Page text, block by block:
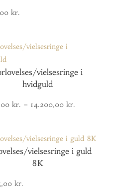
kr.
vielsesringe i
hvidguld
kr. – 14.200,00kr.
14.200,00 kr.
vielsesringe i guld
8K
kr.